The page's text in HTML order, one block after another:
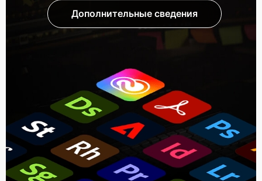
Дополнительные сведения